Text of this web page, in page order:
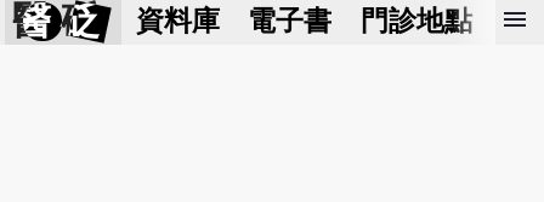
醫 砭 資料庫 電子書 門診地點 預
menu